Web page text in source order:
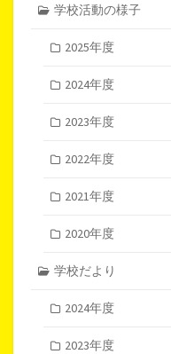
学校活動の様子
2025年度
2024年度
2023年度
2022年度
2021年度
2020年度
学校だより
2024年度
2023年度